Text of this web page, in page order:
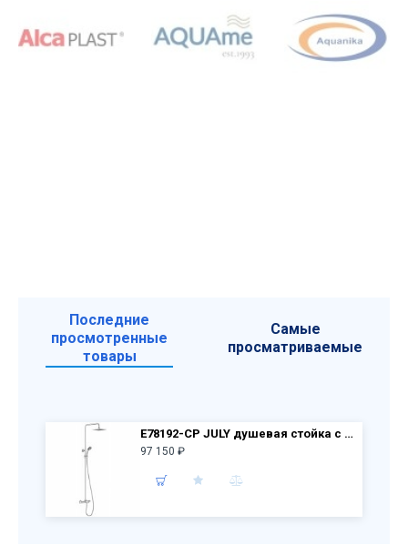
Последние
просмотренные
товары
Самые
просматриваемые
E78192-CP JULY душевая стойка с термостатом и квадратным верхним душем
97 150 ₽